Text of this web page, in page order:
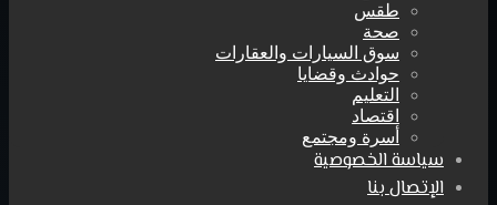
طقس
صحة
سوق السيارات والعقارات
حوادث وقضايا
التعليم
اقتصاد
أسرة ومجتمع
سياسة الخصوصية
الإتصال بنا